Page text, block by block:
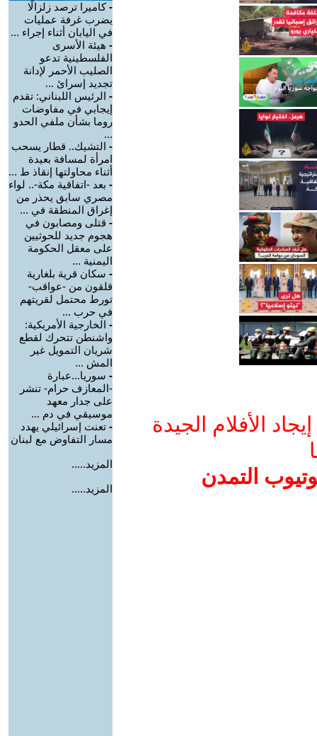
الأفلام الجيدة
التمدن
-كاميرا ترصد زلزالًا
يضرب غرفة عمليات
في اليابان أثناء إجراء ...
- هيئة الأسرى
الفلسطينية تدعو
الصليب الأحمر لإدانة
تجديد إسرائ ...
- الرئيس اللبناني: تقدم
إيجابي في مفاوضات
روما بشأن ملفي الحدو
...
- التشيك.. قطار يسحب
امرأة لمسافة بعيدة
أثناء محاولتها إنقاذ ط ...
- بعد -اتفاقية مكة-.. لواء
مصري سابق يحذر من
إغراق المنطقة في ...
- قتلى ومصابون في
هجوم جديد للحوثيين
على معقل الحكومة
اليمنية ...
- سكان قرية بلغارية
قلقون من -عواقب-
تورط محتمل لقريتهم
في حرب ...
- الخارجية الأمريكية:
واشنطن تتحرك لقطع
شريان التمويل غير
المش ...
- سوريا...عبارة
-المعازف حرام- تنشر
على جدار معهد
موسيقي في دم ...
- تعنت إسرائيلي يهدد
مسار التفاوض مع لبنان
المزيد.....
المزيد.....